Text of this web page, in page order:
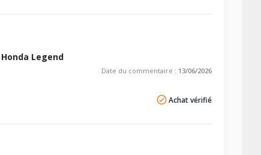
Legend
Date du commentaire : 13/06/2026
Achat vérifié